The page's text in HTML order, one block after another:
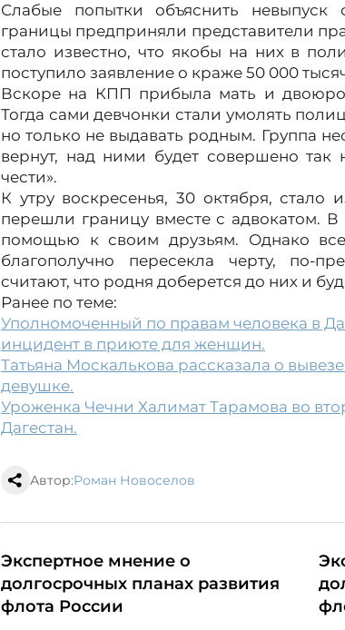
Слабые попытки объяснить невыпуск
границы предприняли представители
стало известно, что якобы на них в
поступило заявление о краже 50 000
Вскоре на КПП прибыла мать и
Тогда сами девчонки стали умолять
но только не выдавать родным. Группа
вернут, над ними будет совершено так
чести».
К утру воскресенья, 30 октября, стало
перешли границу вместе с адвокатом.
помощью к своим друзьям. Однако
благополучно пересекла черту, по-
считают, что родня доберется до них и
Ранее по теме:
Уполномоченный по правам человека в
инцидент в приюте для женщин.
Татьяна Москалькова рассказала о
девушке.
Уроженка Чечни Халимат Тарамова во
Дагестан.
Автор:Роман Новоселов
Экспертное мнение о
долгосрочных планах развития
флота России